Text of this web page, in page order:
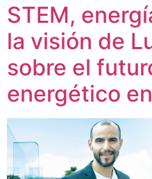
STEM,
la visión de
sobre el
energético